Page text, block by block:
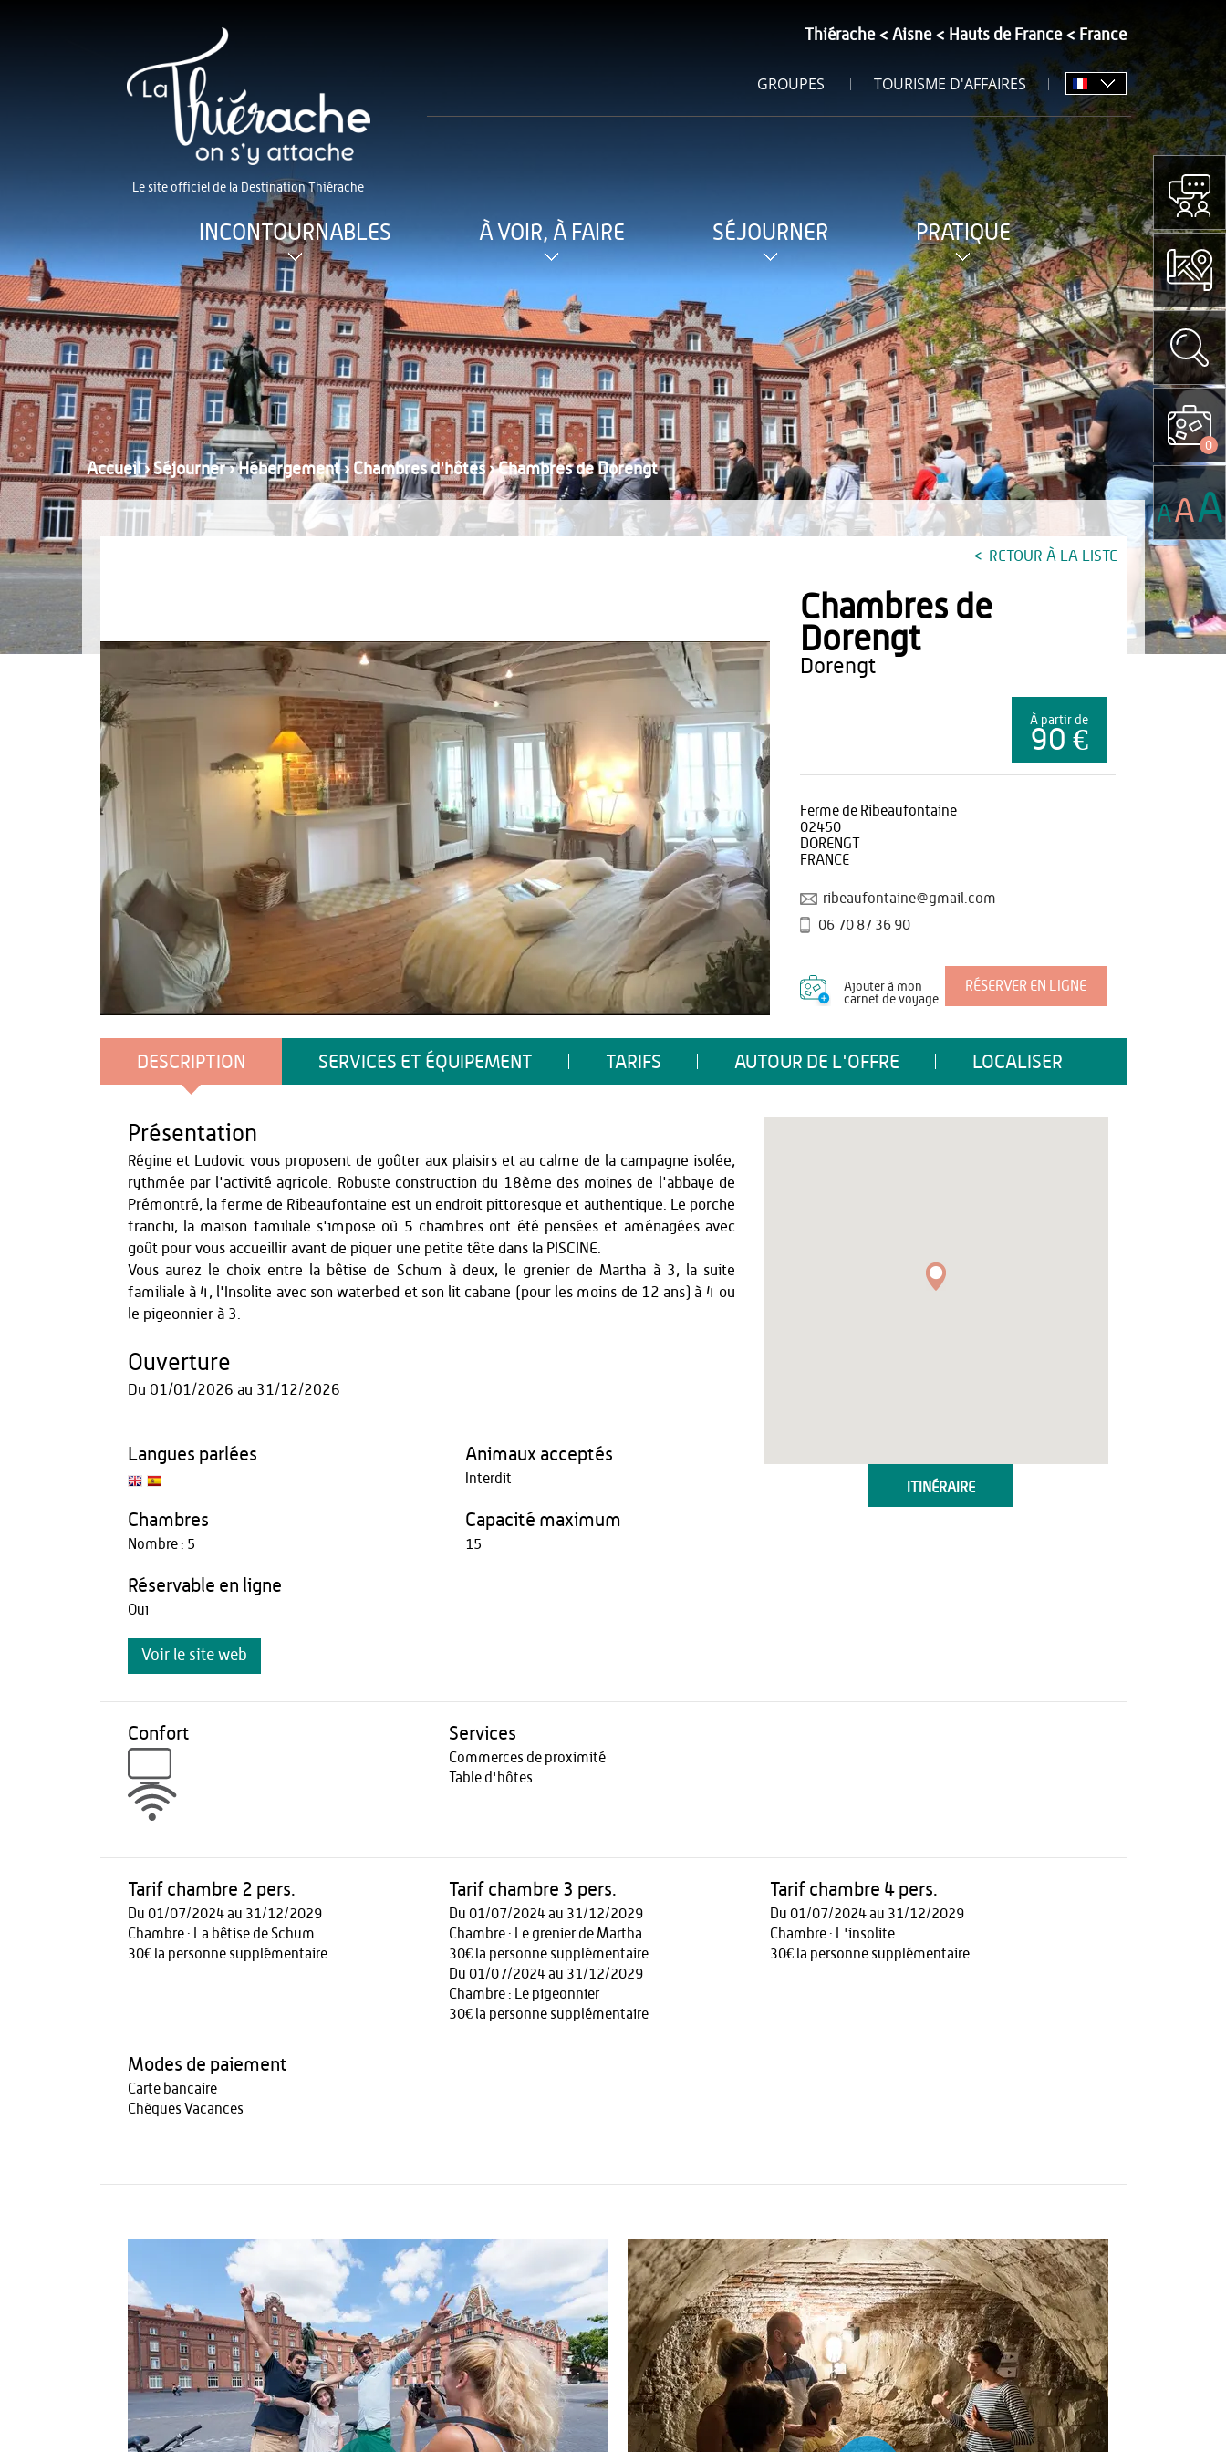
Le site officiel de la Destination Thiérache
Thiérache Aisne Hauts de France France
GROUPES TOURISME D'AFFAIRES
INCONTOURNABLES À VOIR, À FAIRE SÉJOURNER PRATIQUE
Accueil›Séjourner›Hébergement›Chambres d'hôtes›Chambres de Dorengt
RETOUR À LA LISTE
Chambres de
Dorengt
dorengt
À partir de
90 €
Ferme de Ribeaufontaine
02450
DORENGT
FRANCE
ribeaufontaine@gmail.com
06 70 87 36 90
Ajouter à mon
carnet de voyage
RÉSERVER EN LIGNE
DESCRIPTION SERVICES ET ÉQUIPEMENT TARIFS AUTOUR DE L'OFFRE LOCALISER
ITINÉRAIRE
Présentation
Régine et Ludovic vous proposent de goûter aux plaisirs et au calme de la campagne isolée,
rythmée par l'activité agricole. Robuste construction du 18ème des moines de l'abbaye de
Prémontré, la ferme de Ribeaufontaine est un endroit pittoresque et authentique. Le porche
franchi, la maison familiale s'impose où 5 chambres ont été pensées et aménagées avec
goût pour vous accueillir avant de piquer une petite tête dans la PISCINE.
Vous aurez le choix entre la bêtise de Schum à deux, le grenier de Martha à 3, la suite
familiale à 4, l'Insolite avec son waterbed et son lit cabane (pour les moins de 12 ans) à 4 ou
le pigeonnier à 3.
Ouverture
Du 01/01/2026 au 31/12/2026
Langues parlées Animaux acceptés
Interdit
Chambres
Nombre : 5
Capacité maximum
15
Réservable en ligne
Oui
Voir le site web
Confort Services
Commerces de proximité
Table d'hôtes
Tarif chambre 2 pers.
Du 01/07/2024 au 31/12/2029
Chambre : La bêtise de Schum
30€ la personne supplémentaire
Tarif chambre 3 pers.
Du 01/07/2024 au 31/12/2029
Chambre : Le grenier de Martha
30€ la personne supplémentaire
Du 01/07/2024 au 31/12/2029
Chambre : Le pigeonnier
30€ la personne supplémentaire
Tarif chambre 4 pers.
Du 01/07/2024 au 31/12/2029
Chambre : L'insolite
30€ la personne supplémentaire
Modes de paiement
Carte bancaire
Chèques Vacances
0
AAA